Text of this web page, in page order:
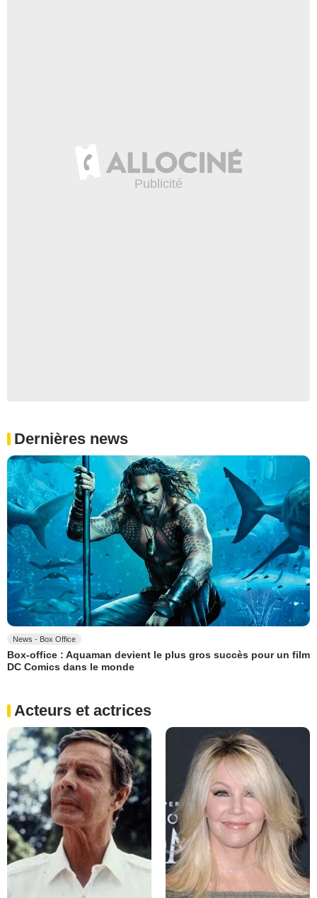
Dernières news
News - Box Office
Box-office : Aquaman devient le plus gros succès pour un film
DC Comics dans le monde
Acteurs et actrices